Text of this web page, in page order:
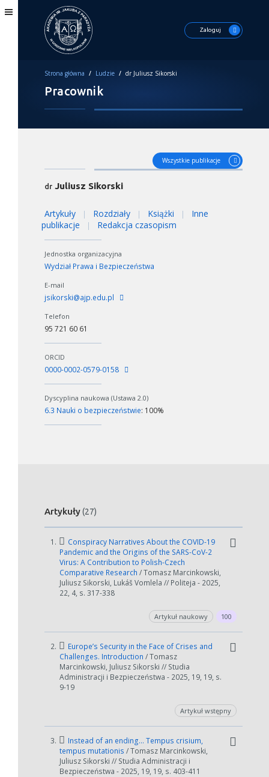
Zaloguj
Strona główna / Ludzie / dr Juliusz Sikorski
Pracownik
Wszystkie publikacje
dr Juliusz Sikorski
Artykuły | Rozdziały | Książki |
Inne
publikacje
| Redakcja czasopism
Jednostka organizacyjna
Wydział Prawa i Bezpieczeństwa
E-mail
jsikorski@ajp.edu.pl
Telefon
95 721 60 61
ORCID
0000-0002-0579-0158
Dyscyplina naukowa (Ustawa 2.0)
6.3 Nauki o bezpieczeństwie: 100%
Artykuły(27)
1.
Conspiracy Narratives About the COVID-19
Pandemic and the Origins of the SARS-CoV-2
Virus: A Contribution to Polish-Czech
Comparative Research / Tomasz Marcinkowski,
Juliusz Sikorski, Lukáš Vomlela // Politeja - 2025,
22, 4, s. 317-338
Artykuł naukowy 100
2.
Europe’s Security in the Face of Crises and
Challenges. Introduction / Tomasz
Marcinkowski, Juliusz Sikorski // Studia
Administracji i Bezpieczeństwa - 2025, 19, 19, s.
9-19
Artykuł wstępny
3.
Instead of an ending... Tempus crisium,
tempus mutationis / Tomasz Marcinkowski,
Juliusz Sikorski // Studia Administracji i
Bezpieczeństwa - 2025, 19, 19, s. 403-411